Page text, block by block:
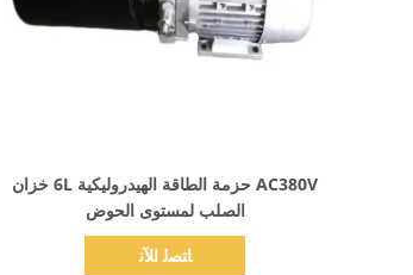
AC380V حزمة الطاقة الهيدروليكية 6L خزان
الصلب لمستوى الحوض
ﺎﺘﺼﻟ ﺍﻶﻧ